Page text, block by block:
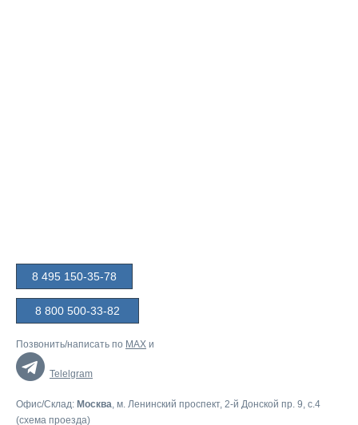
8 495 150-35-78
8 800 500-33-82
Позвонить/написать по MAX и
Telelgram
Офис/Склад: Москва, м. Ленинский проспект, 2-й Донской пр. 9, c.4
(схема проезда)